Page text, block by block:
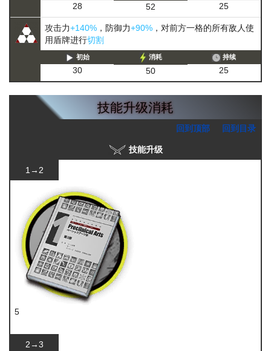
28 52 25
攻击力+140% ，防御力+90% ，对前方一格的所有敌人使
用盾牌进行切割
初始
30
消耗
50
持续
25
技能升级消耗
回到顶部 回到目录
技能升级
1→2
5
2→3